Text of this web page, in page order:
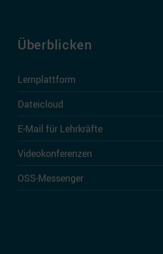
Überblicken
Lernplattform
Dateicloud
E-Mail für Lehrkräfte
Videokonferenzen
OSS-Messenger